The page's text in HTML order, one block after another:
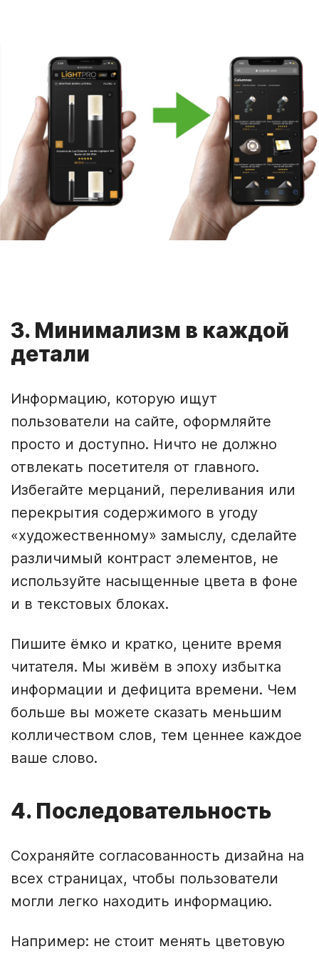
3. Минимализм в каждой
детали
Информацию, которую ищут
пользователи на сайте, оформляйте ​​
просто и доступно. Ничто не должно
отвлекать посетителя от главного.
Избегайте мерцаний, переливания или
перекрытия содержимого в угоду
«художественному» замыслу, сделайте
различимый контраст элементов, не
используйте насыщенные цвета в фоне
и в текстовых блоках.
Пишите ёмко и кратко, цените время
читателя. Мы живём в эпоху избытка
информации и дефицита времени. Чем
больше вы можете сказать меньшим
колличеством слов, тем ценнее каждое
ваше слово.
4. Последовательность
Сохраняйте согласованность дизайна на
всех страницах, чтобы пользователи
могли легко находить информацию.
Например: не стоит менять цветовую